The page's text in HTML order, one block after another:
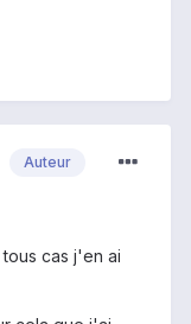
Auteur
cas j'en ai